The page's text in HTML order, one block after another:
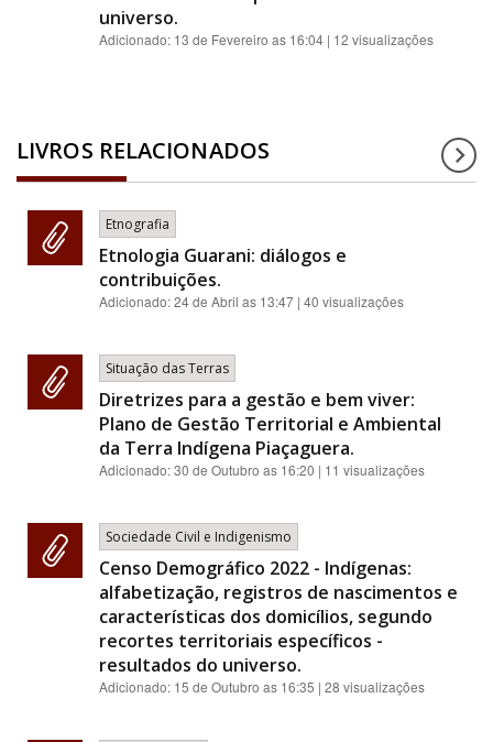
universo.
Adicionado: 13 de Fevereiro as 16:04 | 12 visualizações
LIVROS RELACIONADOS
Etnografia
Etnologia Guarani: diálogos e
contribuições.
Adicionado:24 de Abril as 13:47 | 40 visualizações
Situação das Terras
Diretrizes para a gestão e bem viver:
Plano de Gestão Territorial e Ambiental
da Terra Indígena Piaçaguera.
Adicionado:30 de Outubro as 16:20 | 11 visualizações
Sociedade Civil e Indigenismo
Censo Demográfico 2022 - Indígenas:
alfabetização, registros de nascimentos e
características dos domicílios, segundo
recortes territoriais específicos -
resultados do universo.
Adicionado: 15 de Outubro as 16:35 | 28 visualizações